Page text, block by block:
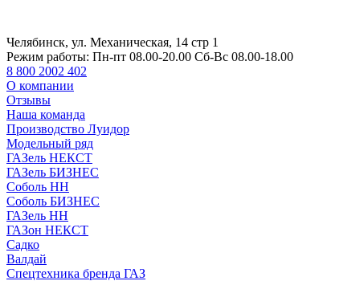
Челябинск, ул. Механическая, 14 стр 1
Режим работы: Пн-пт 08.00-20.00 Сб-Вс 08.00-18.00
8 800 2002 402
О компании
Отзывы
Наша команда
Производство Луидор
Модельный ряд
ГАЗель НЕКСТ
ГАЗель БИЗНЕС
Соболь НН
Соболь БИЗНЕС
ГАЗель НН
ГАЗон НЕКСТ
Садко
Валдай
Спецтехника бренда ГАЗ